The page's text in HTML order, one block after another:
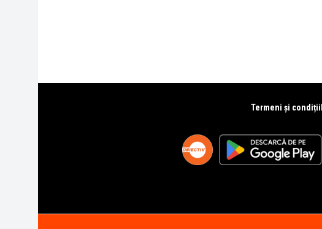
Termeni și condiții